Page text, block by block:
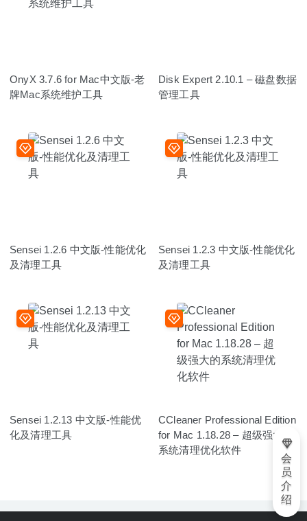
OnyX 3.7.6 for Mac中文版-老
牌Mac系统维护工具
Disk Expert 2.10.1 – 磁盘数据
管理工具
Sensei 1.2.6 中文版-性能优化
及清理工具
Sensei 1.2.3 中文版-性能优化
及清理工具
Sensei 1.2.13 中文版-性能优
化及清理工具
CCleaner Professional Edition
for Mac 1.18.28 – 超级强大的
系统清理优化软件
会
员
介
绍